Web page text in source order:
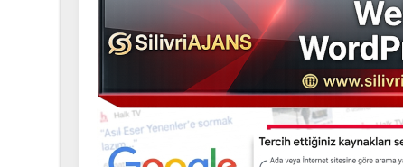
uyarı sistemi nedir,
nasıl indirilir?